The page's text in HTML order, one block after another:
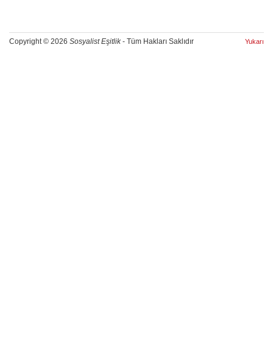
Copyright © 2026 Sosyalist Eşitlik- Tüm Hakları Saklıdır Yukarı